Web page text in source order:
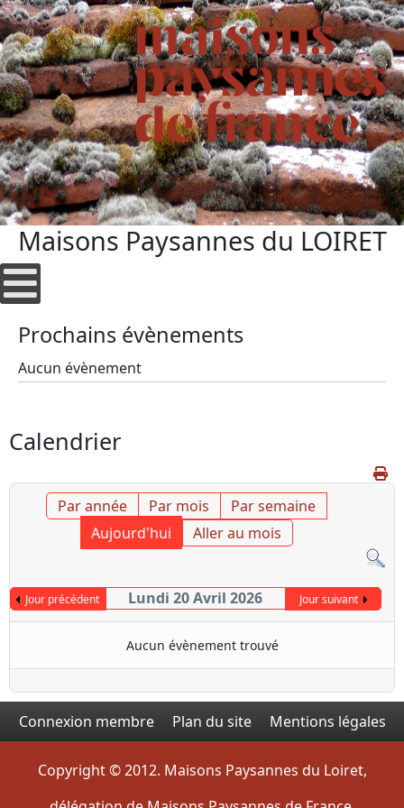
Maisons Paysannes du LOIRET
Prochains évènements
Aucun évènement
Calendrier
Par année Par mois
Par semaine
Aujourd'hui
Aller au mois
Jour précédent Lundi 20 Avril 2026 Jour suivant
Aucun évènement trouvé
Connexion membre Plan du site Mentions légales
Copyright © 2012. Maisons Paysannes du Loiret,